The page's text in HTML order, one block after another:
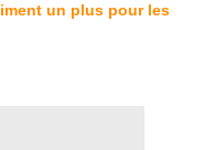
un plus pour les